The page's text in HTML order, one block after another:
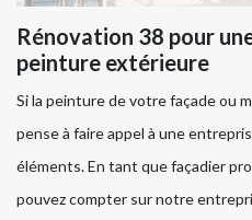
Rénovation 38 pour
peinture extérieure
Si la peinture de votre façade ou
pense à faire appel à une
éléments. En tant que façadier
pouvez compter sur notre